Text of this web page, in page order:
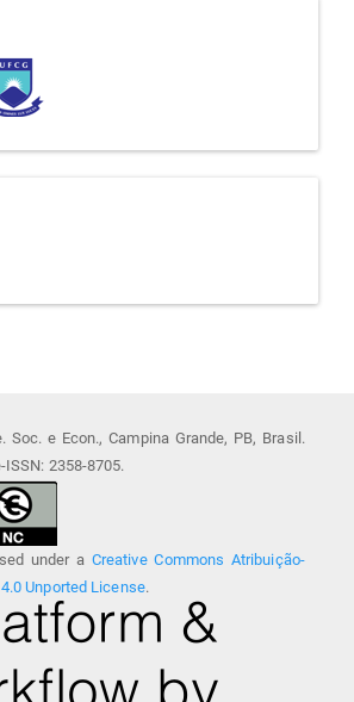
Soc. e Econ., Campina Grande, PB, Brasil.
ISSN: 2358-8705.
under a Creative Commons Atribuição-
Unported License.